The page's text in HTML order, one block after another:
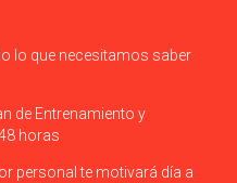
lo que necesitamos saber
de Entrenamiento y
horas
personal te motivará día a